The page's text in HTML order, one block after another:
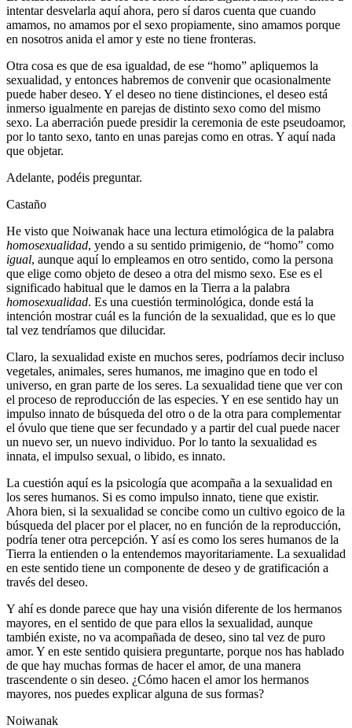
intentar desvelarla aquí ahora, pero sí daros cuenta que cuando
amamos, no amamos por el sexo propiamente, sino amamos porque
en nosotros anida el amor y este no tiene fronteras.
Otra cosa es que de esa igualdad, de ese “homo” apliquemos la
sexualidad, y entonces habremos de convenir que ocasionalmente
puede haber deseo. Y el deseo no tiene distinciones, el deseo está
inmerso igualmente en parejas de distinto sexo como del mismo
sexo. La aberración puede presidir la ceremonia de este pseudoamor,
por lo tanto sexo, tanto en unas parejas como en otras. Y aquí nada
que objetar.
Adelante, podéis preguntar.
Castaño
He visto que Noiwanak hace una lectura etimológica de la palabra
homosexualidad, yendo a su sentido primigenio, de “homo” como
igual, aunque aquí lo empleamos en otro sentido, como la persona
que elige como objeto de deseo a otra del mismo sexo. Ese es el
significado habitual que le damos en la Tierra a la palabra
homosexualidad. Es una cuestión terminológica, donde está la
intención mostrar cuál es la función de la sexualidad, que es lo que
tal vez tendríamos que dilucidar.
Claro, la sexualidad existe en muchos seres, podríamos decir incluso
vegetales, animales, seres humanos, me imagino que en todo el
universo, en gran parte de los seres. La sexualidad tiene que ver con
el proceso de reproducción de las especies. Y en ese sentido hay un
impulso innato de búsqueda del otro o de la otra para complementar
el óvulo que tiene que ser fecundado y a partir del cual puede nacer
un nuevo ser, un nuevo individuo. Por lo tanto la sexualidad es
innata, el impulso sexual, o libido, es innato.
La cuestión aquí es la psicología que acompaña a la sexualidad en
los seres humanos. Si es como impulso innato, tiene que existir.
Ahora bien, si la sexualidad se concibe como un cultivo egoico de la
búsqueda del placer por el placer, no en función de la reproducción,
podría tener otra percepción. Y así es como los seres humanos de la
Tierra la entienden o la entendemos mayoritariamente. La sexualidad
en este sentido tiene un componente de deseo y de gratificación a
través del deseo.
Y ahí es donde parece que hay una visión diferente de los hermanos
mayores, en el sentido de que para ellos la sexualidad, aunque
también existe, no va acompañada de deseo, sino tal vez de puro
amor. Y en este sentido quisiera preguntarte, porque nos has hablado
de que hay muchas formas de hacer el amor, de una manera
trascendente o sin deseo. ¿Cómo hacen el amor los hermanos
mayores, nos puedes explicar alguna de sus formas?
Noiwanak